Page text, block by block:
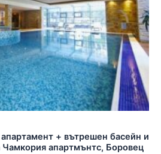
+ вътрешен басейн и
Чамкория апартмънтс, Боровец